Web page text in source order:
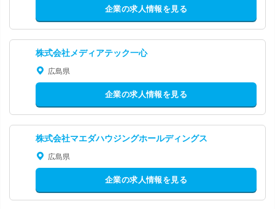
企業の求人情報を見る
株式会社メディアテック一心
広島県
企業の求人情報を見る
株式会社マエダハウジングホールディングス
広島県
企業の求人情報を見る